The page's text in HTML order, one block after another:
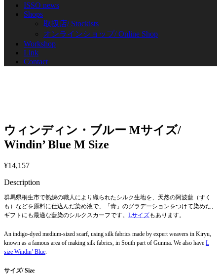
ISSO news
Shops
取扱店/ Stockists
オンラインショップ/ Online Shop
Workshop
Link
Contact
ウィンディン・ブルー Mサイズ/
Windin’ Blue M Size
¥14,157
Description
群馬県桐生市で熟練の職人により織られたシルク生地を、天然の阿波藍（すく
も）などを原料に仕込んだ染め液で、「青」のグラデーションをつけて染めた、
ギフトにも最適な藍染のシルクスカーフです。 Lサイズもあります。
An indigo-dyed medium-sized scarf, using silk fabrics made by expert weavers in Kiryu,
known as a famous area of making silk fabrics, in South part of Gunma. We also have L
size Windin’ Blue.
サイズ/ Size